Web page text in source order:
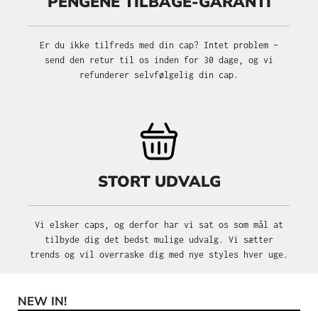
Er du ikke tilfreds med din cap? Intet problem –
send den retur til os inden for 30 dage, og vi
refunderer selvfølgelig din cap.
STORT UDVALG
Vi elsker caps, og derfor har vi sat os som mål at
tilbyde dig det bedst mulige udvalg. Vi sætter
trends og vil overraske dig med nye styles hver uge.
Spring produktgalleriet over
NEW IN!